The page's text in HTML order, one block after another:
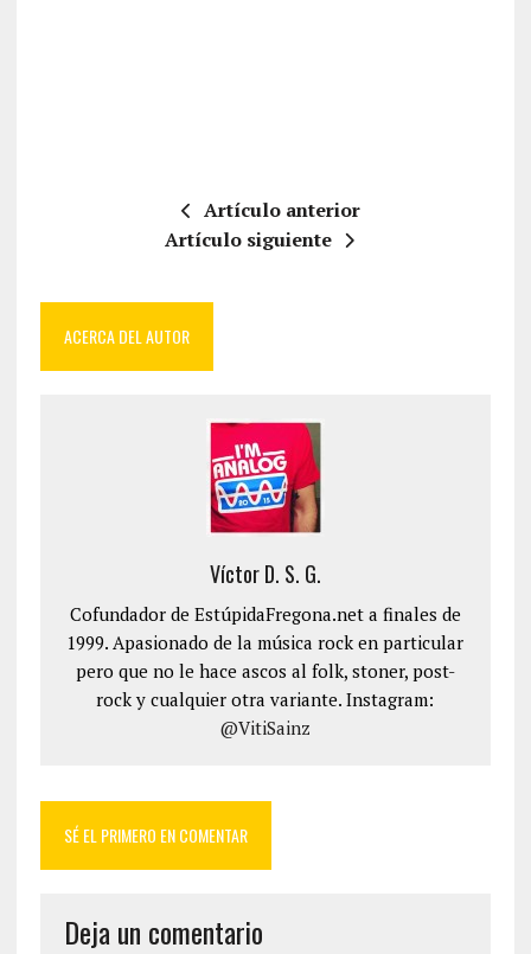
Artículo anterior
Artículo siguiente
ACERCA DEL AUTOR
Víctor D. S. G.
Cofundador de EstúpidaFregona.net a finales de
1999. Apasionado de la música rock en particular
pero que no le hace ascos al folk, stoner, post-
rock y cualquier otra variante. Instagram:
@VitiSainz
SÉ EL PRIMERO EN COMENTAR
Deja un comentario